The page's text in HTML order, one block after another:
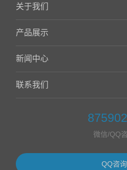
关于我们
产品展示
新闻中心
联系我们
微信/QQ
QQ咨询